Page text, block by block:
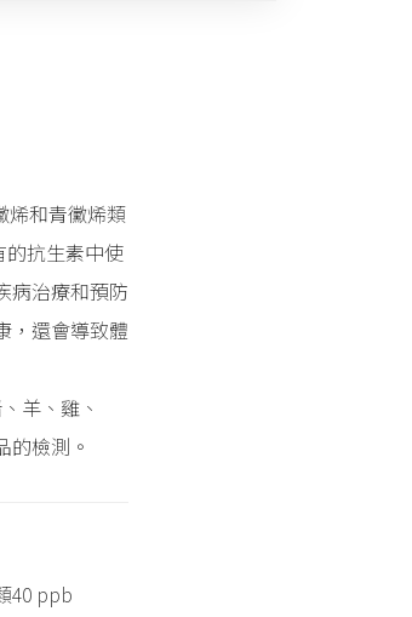
烯和青黴烯類
抗生素中使
病治療和預防
，還會導致體
羊、雞、
的檢測。
40 ppb